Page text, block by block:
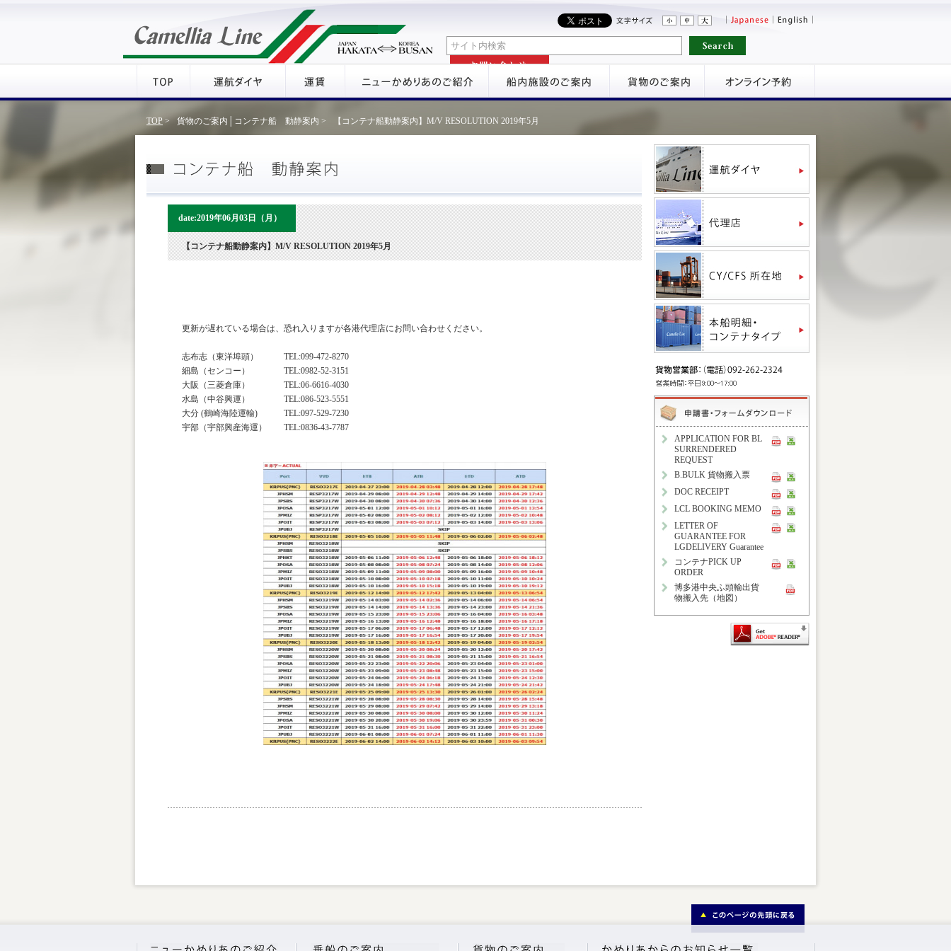
TOP> 貨物のご案内│コンテナ船 動静案内 > 【コンテナ船動静案内】M/V RESOLUTION 2019年5月
date:2019年06月03日（月）
【コンテナ船動静案内】M/V RESOLUTION 2019年5月
更新が遅れている場合は、恐れ入りますが各港代理店にお問い合わせください。
志布志（東洋埠頭）
TEL:099-472-8270
細島（センコー）
TEL:0982-52-3151
大阪（三菱倉庫）
TEL:06-6616-4030
水島（中谷興運）
TEL:086-523-5551
大分 (鶴崎海陸運輸)
TEL:097-529-7230
宇部（宇部興産海運）
TEL:0836-43-7787
APPLICATION FOR BL
SURRENDERED
REQUEST
B.BULK 貨物搬入票
DOC RECEIPT
LCL BOOKING MEMO
LETTER OF
GUARANTEE FOR
LGDELIVERY Guarantee
コンテナPICK UP
ORDER
博多港中央ふ頭輸出貨
物搬入先（地図）